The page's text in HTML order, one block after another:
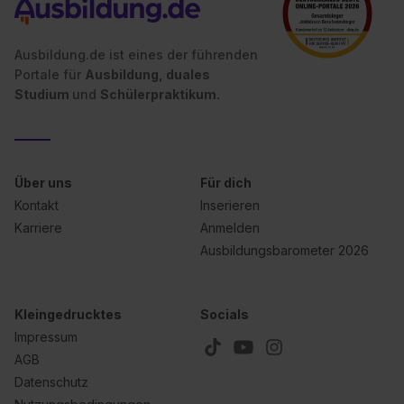
II). Du kannst die von dir erteilte Einwilligung jederzeit mit
Wirkung für die Zukunft ganz oder teilweise über unsere
Datenschutzerklärung unter dem Punkt „Datenschutz-
Einstellungen“ widerrufen. Weitere Informationen zu den
einzelnen Cookies findest du durch Klick auf „Details
Impressum
Ausbildung.de ist eines der führenden
Portale für Ausbildung, duales
Studium und Schülerpraktikum.
Über uns
Kontakt
Karriere
Für dich
Inserieren
Anmelden
Ausbildungsbarometer 2026
Kleingedrucktes
Impressum
AGB
Datenschutz
Socials